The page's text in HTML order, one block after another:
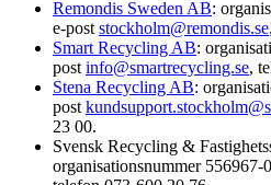
Remondis Sweden AB:
e-post stockholm@remondis.se
Smart Recycling AB:
post info@smartrecycling.se,
Stena Recycling AB:
post
23 00.
Svensk Recycling &
organisationsnummer 556967-